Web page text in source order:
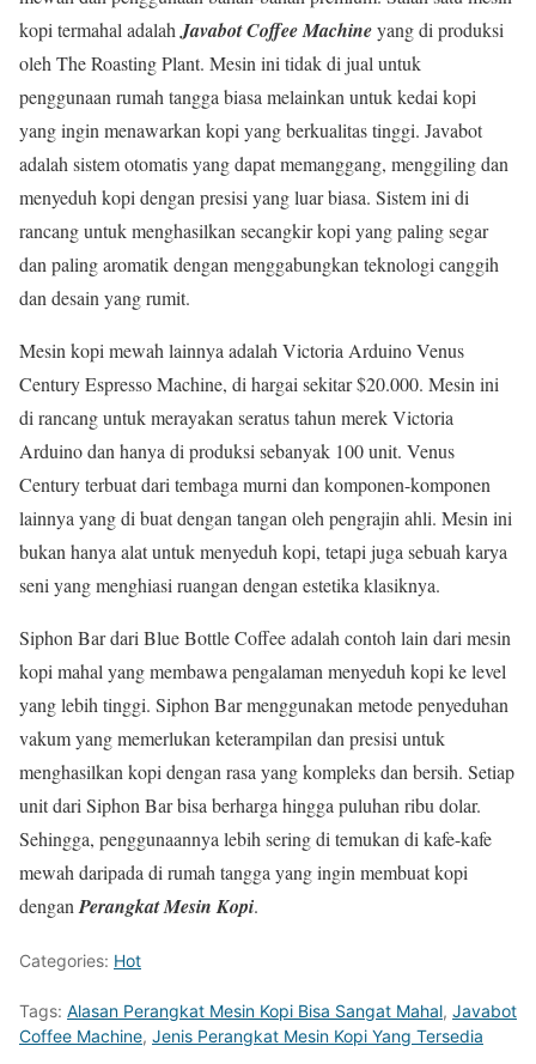
kopi termahal adalah Javabot Coffee Machineyang di produksi
oleh The Roasting Plant. Mesin ini tidak di jual untuk
penggunaan rumah tangga biasa melainkan untuk kedai kopi
yang ingin menawarkan kopi yang berkualitas tinggi. Javabot
adalah sistem otomatis yang dapat memanggang, menggiling dan
menyeduh kopi dengan presisi yang luar biasa. Sistem ini di
rancang untuk menghasilkan secangkir kopi yang paling segar
dan paling aromatik dengan menggabungkan teknologi canggih
dan desain yang rumit.
Mesin kopi mewah lainnya adalah Victoria Arduino Venus
Century Espresso Machine, di hargai sekitar $20.000. Mesin ini
di rancang untuk merayakan seratus tahun merek Victoria
Arduino dan hanya di produksi sebanyak 100 unit. Venus
Century terbuat dari tembaga murni dan komponen-komponen
lainnya yang di buat dengan tangan oleh pengrajin ahli. Mesin ini
bukan hanya alat untuk menyeduh kopi, tetapi juga sebuah karya
seni yang menghiasi ruangan dengan estetika klasiknya.
Siphon Bar dari Blue Bottle Coffee adalah contoh lain dari mesin
kopi mahal yang membawa pengalaman menyeduh kopi ke level
yang lebih tinggi. Siphon Bar menggunakan metode penyeduhan
vakum yang memerlukan keterampilan dan presisi untuk
menghasilkan kopi dengan rasa yang kompleks dan bersih. Setiap
unit dari Siphon Bar bisa berharga hingga puluhan ribu dolar.
Sehingga, penggunaannya lebih sering di temukan di kafe-kafe
mewah daripada di rumah tangga yang ingin membuat kopi
dengan Perangkat Mesin Kopi.
Categories: Hot
Tags: Alasan Perangkat Mesin Kopi Bisa Sangat Mahal, Javabot
Coffee Machine, Jenis Perangkat Mesin Kopi Yang Tersedia